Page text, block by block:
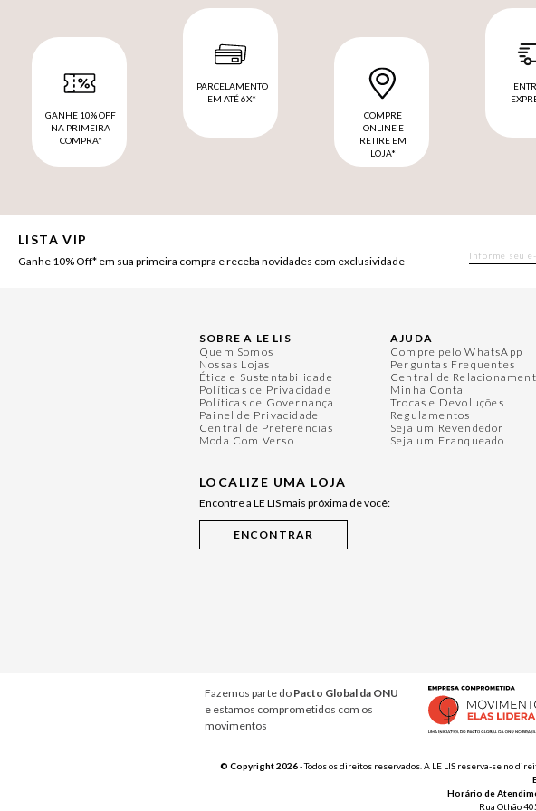
GANHE 10% OFF
NA PRIMEIRA
COMPRA*
PARCELAMENTO
EM ATÉ 6X*
COMPRE
ONLINE E
RETIRE EM
LOJA*
LISTA VIP
Ganhe 10% Off* em sua primeira compra e receba novidades com exclusividade
SOBRE A LE LIS
Quem Somos
Nossas Lojas
Ética e Sustentabilidade
Políticas de Privacidade
Políticas de Governança
Painel de Privacidade
Central de Preferências
Moda Com Verso
LOCALIZE UMA LOJA
Encontre a LE LIS mais próxima de você:
AJUDA
Compre pelo WhatsApp
Perguntas Frequentes
Central de
Minha Conta
Trocas e Devoluções
Regulamentos
Seja um Revendedor
Seja um Franqueado
Fazemos parte do Pacto Global da ONU
e estamos comprometidos com os
movimentos
© Copyright 2026- Todos os direitos reservados. A LE LIS reserva-se no
Horário de
Rua Othão